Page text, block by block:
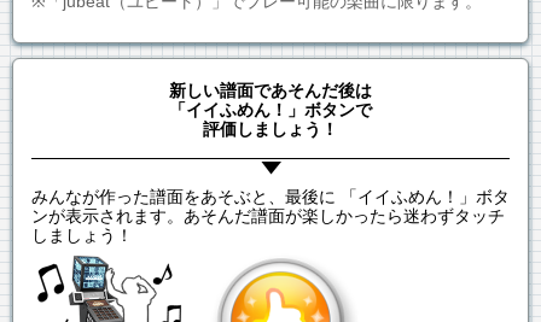
新しい譜面であそんだ後は
「イイふめん！」ボタンで
評価しましょう！
みんなが作った譜面をあそぶと、最後に 「イイふめん！」ボタ
ンが表示されます。あそんだ譜面が楽しかったら迷わずタッチ
しましょう！